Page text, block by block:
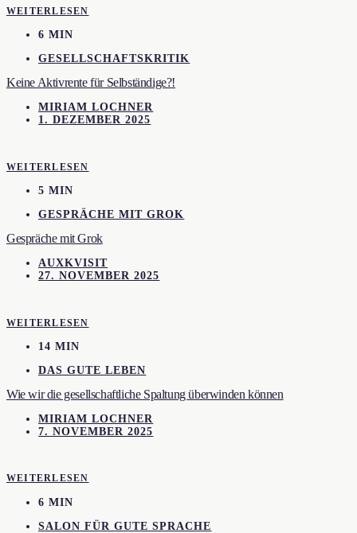
WEITERLESEN
6 MIN
GESELLSCHAFTSKRITIK
Keine Aktivrente für Selbständige?!
MIRIAM LOCHNER
1. DEZEMBER 2025
WEITERLESEN
5 MIN
GESPRÄCHE MIT GROK
Gespräche mit Grok
AUXKVISIT
27. NOVEMBER 2025
WEITERLESEN
14 MIN
DAS GUTE LEBEN
Wie wir die gesellschaftliche Spaltung überwinden können
MIRIAM LOCHNER
7. NOVEMBER 2025
WEITERLESEN
6 MIN
SALON FÜR GUTE SPRACHE